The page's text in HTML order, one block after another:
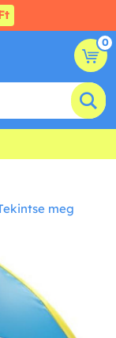
0
meg